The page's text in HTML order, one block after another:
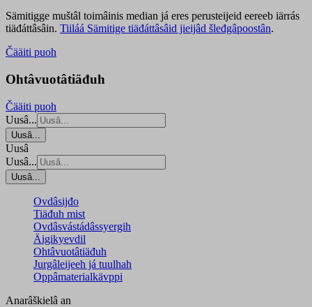
Sämitigge muštâl toimâinis median já eres perusteijeid eereeb iärrás
tiäđáttâsâin. Tiiláá Sämitige tiäđáttâsâid jieijâd šleđgâpoostân.
Čääiti puoh
Ohtâvuotâtiäđuh
Čääiti puoh
Uusâ...
Uusâ...
Uusâ
Uusâ...
Uusâ...
Ovdâsijđo
Tiäđuh mist
Ovdâsvástádâssyergih
Äigikyevdil
Ohtâvuotâtiäđuh
Jurgâleijeeh já tuulhah
Oppâmaterialkävppi
Anarâškielâ an